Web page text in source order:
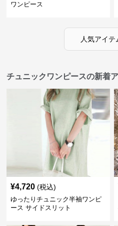
ワンピース
人気アイテ
チュニックワンピースの新着
¥4,720 (税込)
ゆったりチュニック半袖ワンピ
ース サイドスリット